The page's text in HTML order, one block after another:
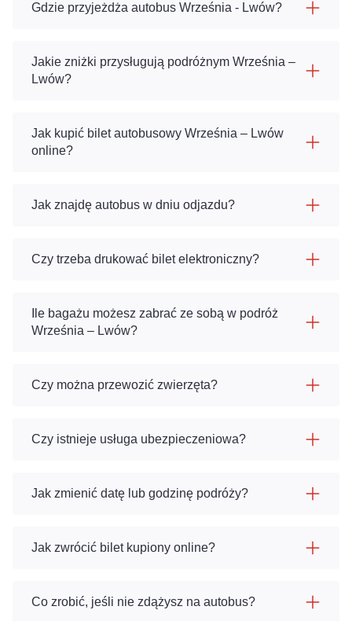
Gdzie przyjeżdża autobus Września - Lwów?
Jakie zniżki przysługują podróżnym Września –
Lwów?
Jak kupić bilet autobusowy Września – Lwów
online?
Jak znajdę autobus w dniu odjazdu?
Czy trzeba drukować bilet elektroniczny?
Ile bagażu możesz zabrać ze sobą w podróż
Września – Lwów?
Czy można przewozić zwierzęta?
Czy istnieje usługa ubezpieczeniowa?
Jak zmienić datę lub godzinę podróży?
Jak zwrócić bilet kupiony online?
Co zrobić, jeśli nie zdążysz na autobus?